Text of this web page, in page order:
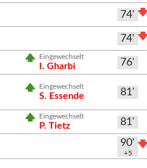
74'
74'
Eingewechselt
I. Gharbi 76'
Eingewechselt
S. Essende 81'
Eingewechselt
P. Tietz
81'
90'
+5